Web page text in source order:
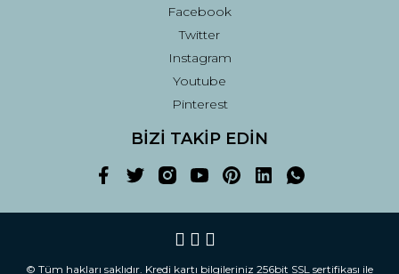
Facebook
Twitter
Instagram
Youtube
Pinterest
BİZİ TAKİP EDİN
© Tüm hakları saklıdır. Kredi kartı bilgileriniz 256bit SSL sertifikası ile